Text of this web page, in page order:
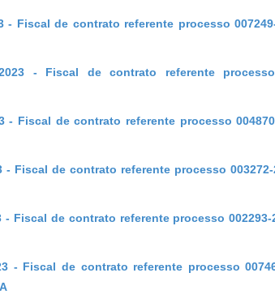
- Fiscal de contrato referente processo
2023 - Fiscal de contrato referente
- Fiscal de contrato referente processo
- Fiscal de contrato referente processo 003272-
- Fiscal de contrato referente processo 002293-
- Fiscal de contrato referente processo